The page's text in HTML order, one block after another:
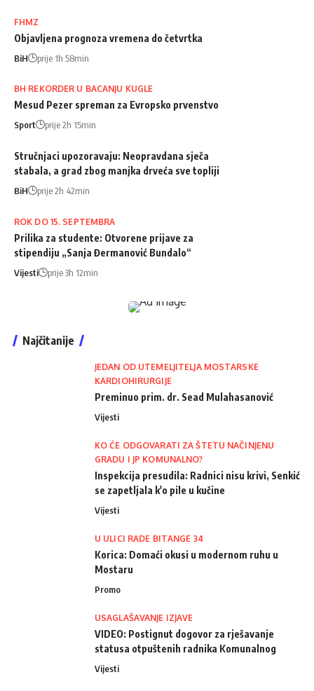
FHMZ
Objavljena prognoza vremena do četvrtka
BiH prije 1h 58min
BH REKORDER U BACANJU KUGLE
Mesud Pezer spreman za Evropsko prvenstvo
Sport prije 2h 15min
Stručnjaci upozoravaju: Neopravdana sječa
stabala, a grad zbog manjka drveća sve topliji
BiH prije 2h 42min
ROK DO 15. SEPTEMBRA
Prilika za studente: Otvorene prijave za
stipendiju „Sanja Đermanović Bundalo“
Vijesti prije 3h 12min
Najčitanije
JEDAN OD UTEMELJITELJA MOSTARSKE
KARDIOHIRURGIJE
Preminuo prim. dr. Sead Mulahasanović
Vijesti
KO ĆE ODGOVARATI ZA ŠTETU NAČINJENU
GRADU I JP KOMUNALNO?
Inspekcija presudila: Radnici nisu krivi, Senkić
se zapetljala k'o pile u kučine
Vijesti
U ULICI RADE BITANGE 34
Korica: Domaći okusi u modernom ruhu u
Mostaru
Promo
USAGLAŠAVANJE IZJAVE
VIDEO: Postignut dogovor za rješavanje
statusa otpuštenih radnika Komunalnog
Vijesti